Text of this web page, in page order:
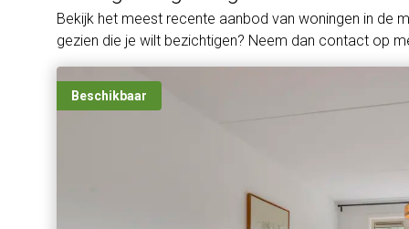
Bekijk het meest recente aanbod van woningen in de
gezien die je wilt bezichtigen? Neem dan contact op
Beschikbaar